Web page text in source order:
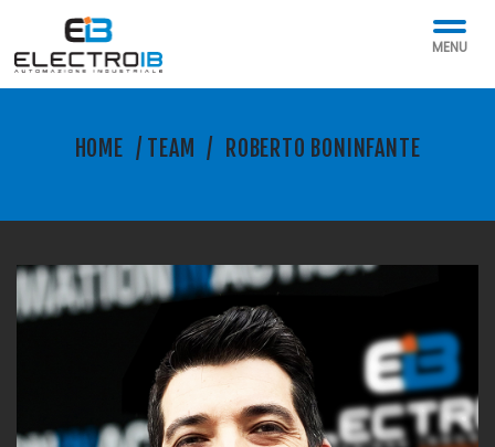
MENU
HOME / TEAM / ROBERTO BONINFANTE